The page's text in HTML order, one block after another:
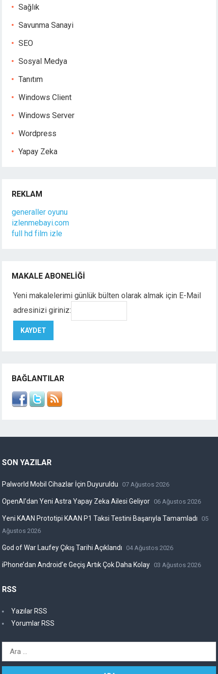
Sağlık
Savunma Sanayi
SEO
Sosyal Medya
Tanıtım
Windows Client
Windows Server
Wordpress
Yapay Zeka
REKLAM
generaller oyunu
izlenmebayi.com
full hd film izle
MAKALE ABONELIĞI
Yeni makalelerimi günlük bülten olarak almak için E-Mail
adresinizi giriniz:
BAĞLANTILAR
SON YAZILAR
Palworld Mobil Cihazlar İçin Duyuruldu 07 Ağustos 2026
OpenAI’dan Yeni Astra Yapay Zeka Ailesi Geliyor 06 Ağustos 2026
Yeni KAAN Prototipi KAAN P1 Taksi Testini Başarıyla Tamamladı
05
Ağustos 2026
God of War Laufey Çıkış Tarihi Açıklandı 04 Ağustos 2026
iPhone’dan Android’e Geçiş Artık Çok Daha Kolay 03 Ağustos 2026
RSS
Yazılar RSS
Yorumlar RSS
Arama: